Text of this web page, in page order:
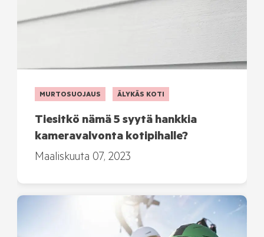
MURTOSUOJAUS ÄLYKÄS KOTI
Tiesitkö nämä 5 syytä hankkia
kameravalvonta kotipihalle?
Maaliskuuta 07, 2023